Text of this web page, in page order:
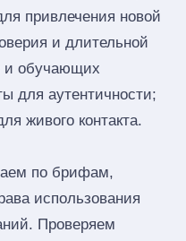
привлечения новой
и длительной
и обучающих
для аутентичности;
живого контакта.
по брифам,
использования
Проверяем